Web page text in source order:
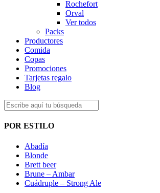
Rochefort
Orval
Ver todos
Packs
Productores
Comida
Copas
Promociones
Tarjetas regalo
Blog
POR ESTILO
Abadía
Blonde
Brett beer
Brune – Ambar
Cuádruple – Strong Ale